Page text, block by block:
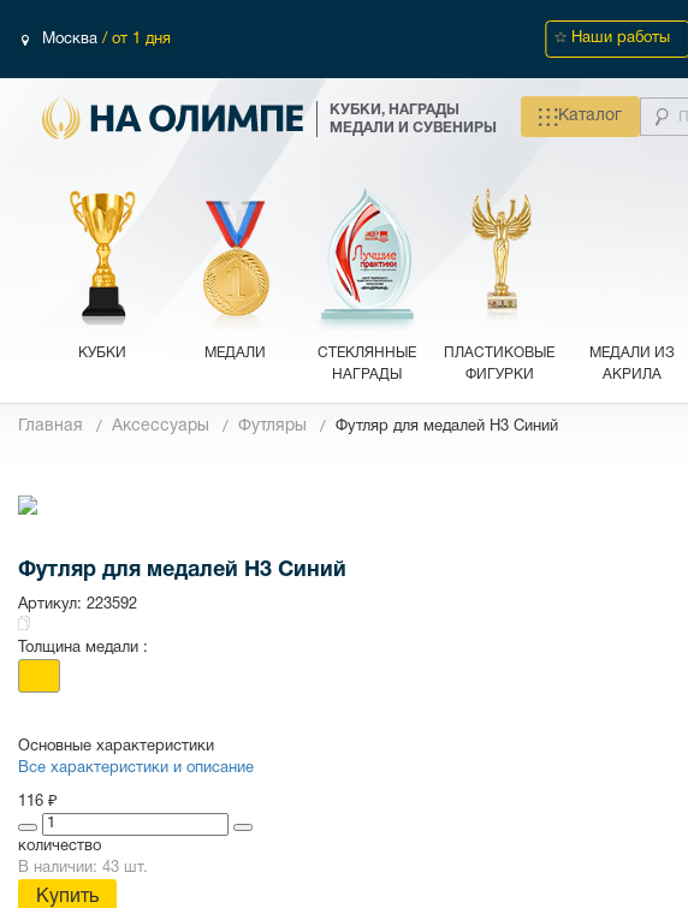
Москва / от 1 дня Наши работы
КУБКИ, НАГРАДЫ
МЕДАЛИ И СУВЕНИРЫ
Каталог
КУБКИ МЕДАЛИ
СТЕКЛЯННЫЕ
НАГРАДЫ
ПЛАСТИКОВЫЕ
ФИГУРКИ
МЕДАЛИ ИЗ
АКРИЛА
Главная Аксессуары Футляры Футляр для медалей H3 Синий
Футляр для медалей H3 Синий
Артикул: 223592
Толщина медали :
Основные характеристики
Все характеристики и описание
116 ₽
количество
В наличии: 43 шт.
Купить